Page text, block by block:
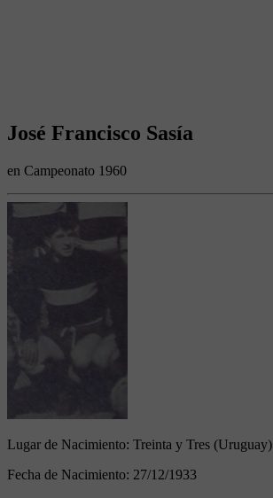
José Francisco Sasía
en Campeonato 1960
Lugar de Nacimiento: Treinta y Tres (Uruguay)
Fecha de Nacimiento: 27/12/1933